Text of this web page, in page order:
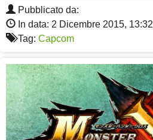
Pubblicato da:
In data: 2 Dicembre 2015, 13:32
Tag: Capcom